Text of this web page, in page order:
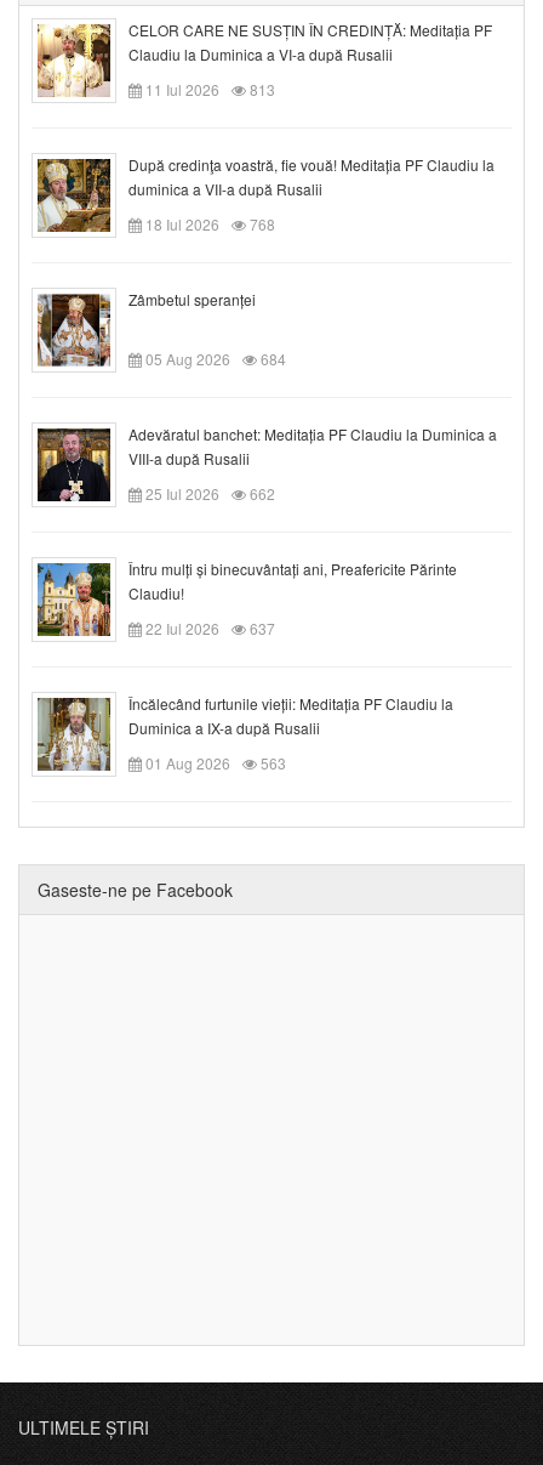
CELOR CARE NE SUSȚIN ÎN CREDINȚĂ: Meditația PF
Claudiu la Duminica a VI-a după Rusalii
11 Iul 2026
813
După credinţa voastră, fie vouă! Meditația PF Claudiu la
duminica a VII-a după Rusalii
18 Iul 2026
768
Zâmbetul speranței
05 Aug 2026 684
Adevăratul banchet: Meditația PF Claudiu la Duminica a
VIII-a după Rusalii
25 Iul 2026
662
Întru mulți și binecuvântați ani, Preafericite Părinte
Claudiu!
22 Iul 2026
637
Încălecând furtunile vieții: Meditația PF Claudiu la
Duminica a IX-a după Rusalii
01 Aug 2026
563
Gaseste-ne pe Facebook
ULTIMELE ȘTIRI